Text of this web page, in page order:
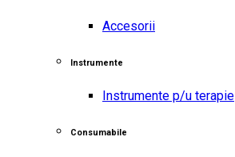
Accesorii
Instrumente
Instrumente p/u terapie
Consumabile